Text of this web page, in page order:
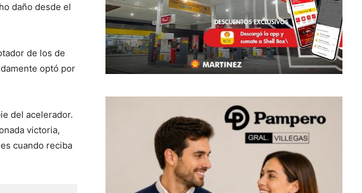
daño desde el
de los de
optó por
del acelerador.
victoria,
cuando reciba